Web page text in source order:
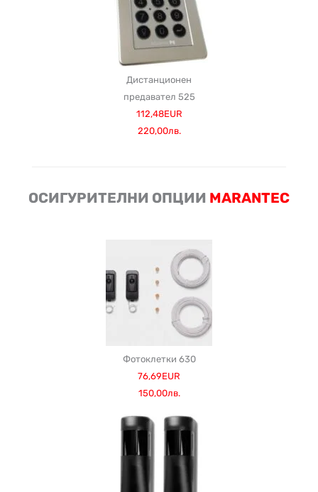
Дистанционен
предавател 525
112,48EUR
220,00лв.
ОСИГУРИТЕЛНИ ОПЦИИ MARANTEC
Фотоклетки 630
76,69EUR
150,00лв.